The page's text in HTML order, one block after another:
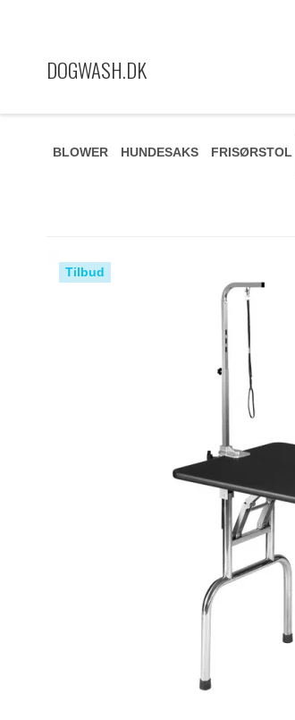
DOGWASH.DK
BLOWER HUNDESAKS FRISØRSTOL
Tilbud